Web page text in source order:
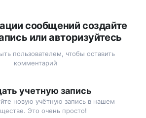
сообщений создайте
или авторизуйтесь
пользователем, чтобы оставить
комментарий
учетную запись
новую учётную запись в нашем
Это очень просто!